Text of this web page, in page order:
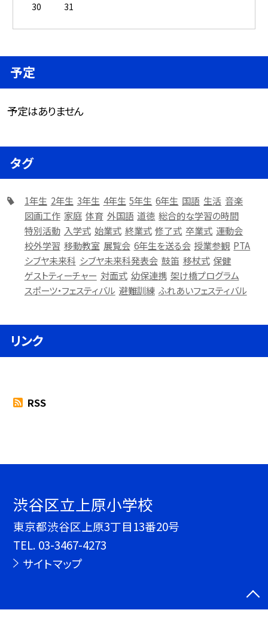
30
31
予定
予定はありません
タグ
1年生 2年生 3年生 4年生 5年生 6年生 国語 生活 音楽
図画工作 家庭 体育 外国語 道徳 総合的な学習の時間
特別活動 入学式 始業式 終業式 修了式 卒業式 運動会
校外学習 移動教室 展覧会 6年生を送る会 授業参観 PTA
シブヤ未来科 シブヤ未来科発表会 鼓笛 移杖式 保健
ゲストティーチャー 対面式 幼保連携 架け橋プログラム
スポーツ・フェスティバル 避難訓練 ふれあいフェスティバル
リンク
RSS
渋谷区立上原小学校
東京都渋谷区上原3丁目13番20号
TEL. 03-3467-4273
サイトマップ